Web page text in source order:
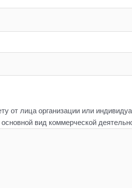
от лица организации или
вид коммерческой